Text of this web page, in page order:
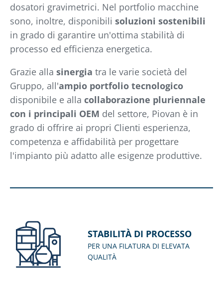
dosatori gravimetrici. Nel portfolio macchine
sono, inoltre, disponibili soluzioni sostenibili
in grado di garantire un'ottima stabilità di
processo ed efficienza energetica.
Grazie alla sinergia tra le varie società del
Gruppo, all'ampio portfolio tecnologico
disponibile e alla collaborazione pluriennale
con i principali OEM del settore, Piovan è in
grado di offrire ai propri Clienti esperienza,
competenza e affidabilità per progettare
l'impianto più adatto alle esigenze produttive.
STABILITÀ DI PROCESSO
PER UNA FILATURA DI ELEVATA
QUALITÀ